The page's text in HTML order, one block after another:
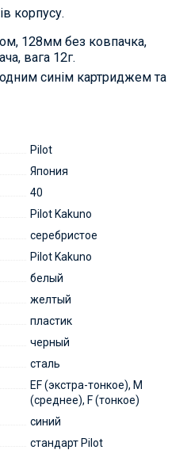
корпусу.
128мм без ковпачка,
вага 12г.
одним синім картриджем та
Pilot
Япония
40
Pilot Kakuno
серебристое
Pilot Kakuno
белый
желтый
пластик
черный
сталь
EF (экстра-тонкое), M
(среднее), F (тонкое)
синий
стандарт Pilot